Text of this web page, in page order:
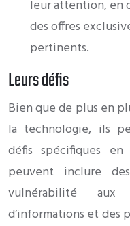
leur attention, en
des offres
pertinents.
Leurs défis
Bien que de plus en
la technologie, ils
défis spécifiques en
peuvent inclure
vulnérabilité aux
d’informations et des